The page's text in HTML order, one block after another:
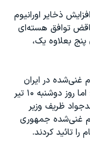
اسلامی روز دوشنبه ۱۰ از افزایش ذخایر اورانیوم
توافق هسته‌ای
پنج بعلاوه یک،
غنی‌شده در ایران
نباید از سقف ۳۰۰ کیلوگرم گذر کند؛ اما روز دوشنبه ۱۰ تیر
ظریف وزیر
غنی‌شده جمهوری
تائید کردند.